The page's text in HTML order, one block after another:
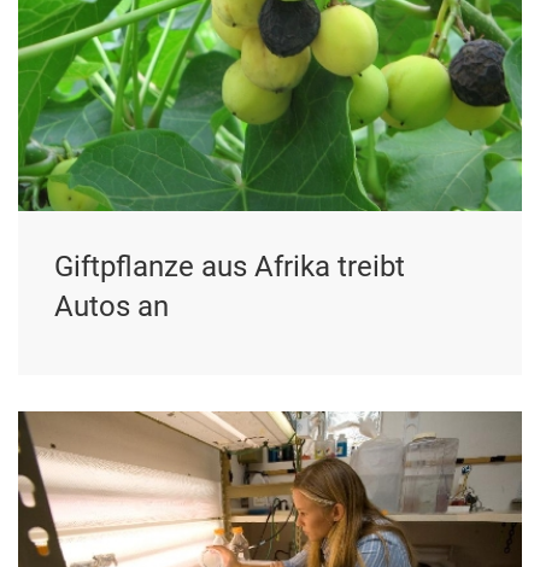
Giftpflanze aus Afrika treibt
Autos an